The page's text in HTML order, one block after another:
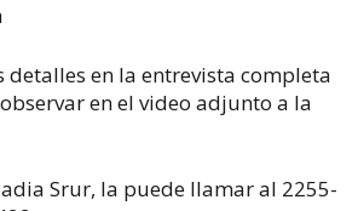
detalles en la entrevista completa
en el video adjunto a la
Srur, la puede llamar al 2255-